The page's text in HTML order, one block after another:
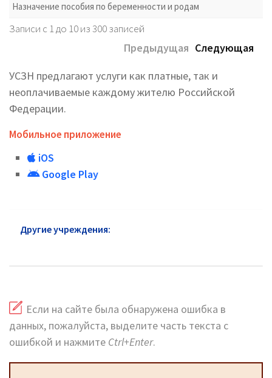
Назначение пособия по беременности и родам
Записи с 1 до 10 из 300 записей
Предыдущая Следующая
УСЗН предлагают услуги как платные, так и
неоплачиваемые каждому жителю Российской
Федерации.
Мобильное приложение
iOS
Google Play
Другие учреждения:
Если на сайте была обнаружена ошибка в
данных, пожалуйста, выделите часть текста с
ошибкой и нажмите Ctrl+Enter.